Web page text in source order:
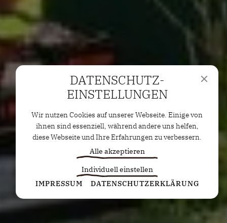
DATENSCHUTZ­
EINSTELLUNGEN
Wir nutzen Cookies auf unserer Webseite. Einige von
ihnen sind essenziell, während andere uns helfen,
diese Webseite und Ihre Erfahrungen zu verbessern.
Alle akzeptieren
Individuell einstellen
Statistiken
Diese Cookies erfassen anonyme Statistiken. Diese
Informationen helfen uns zu verstehen, wie wir
unsere Website noch weiter optimieren können.
IMPRESSUM DATENSCHUTZERKLÄRUNG